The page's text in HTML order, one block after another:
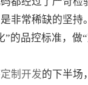
非常稀缺的坚持。
”的品控标准，做
制开发的下半场